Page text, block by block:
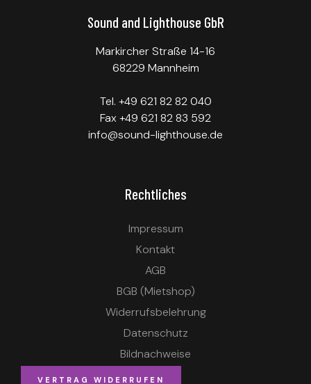
Sound and Lighthouse GbR
Markircher Straße 14-16
68229 Mannheim
Tel. +49 621 82 82 040
Fax +49 621 82 83 592
info@sound-lighthouse.de
Rechtliches
Impressum
Kontakt
AGB
BGB (Mietshop)
Widerrufsbelehrung
Datenschutz
Bildnachweise
VERTRAG WIDERRUFEN